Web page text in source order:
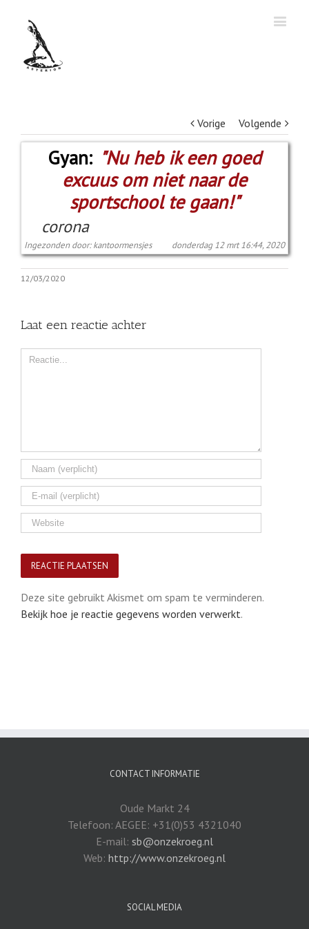
Vorige Volgende
Gyan: "Nu heb ik een goed
excuus om niet naar de
sportschool te gaan!"
corona
Ingezonden door: kantoormensjes donderdag 12 mrt 16:44, 2020
12/03/2020
Laat een reactie achter
Comment
Deze site gebruikt Akismet om spam te verminderen.
Bekijk hoe je reactie gegevens worden verwerkt.
CONTACT INFORMATIE
Oude Markt 24
Telefoon: AEGEE: +31(0)53 4321040
E-mail: sb@onzekroeg.nl
Web: http://www.onzekroeg.nl
SOCIAL MEDIA